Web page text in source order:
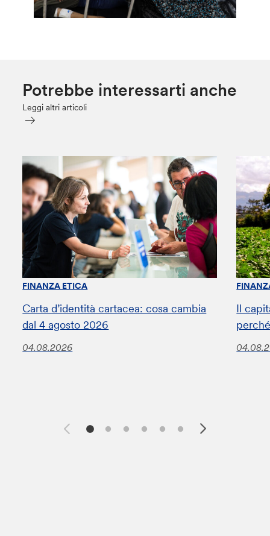
Potrebbe interessarti anche
Leggi altri articoli
FINANZA ETICA
Carta d’identità cartacea: cosa cambia
dal 4 agosto 2026
04.08.2026
Il